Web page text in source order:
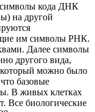
символы кода ДНК
на другой
им символы РНК.
Далее символы
другого вида,
можно было
базовые
В живых клетках
Все биологические